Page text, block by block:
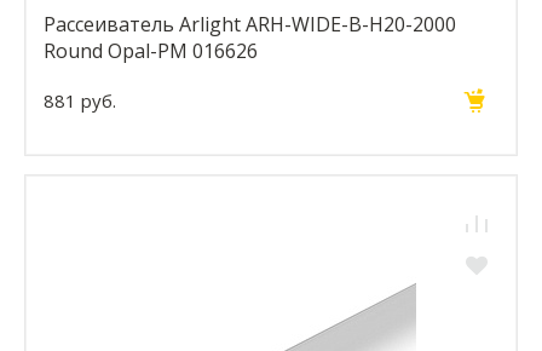
Рассеиватель Arlight ARH-WIDE-B-H20-2000
Round Opal-PM 016626
881 руб.